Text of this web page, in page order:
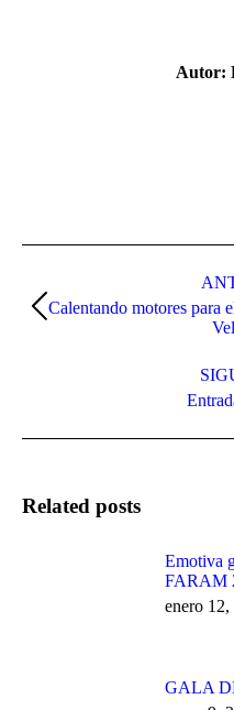
Autor:
entre
publicaciones
Calentando motores para
Related posts
Emotiva
FARAM
enero 12,
GALA